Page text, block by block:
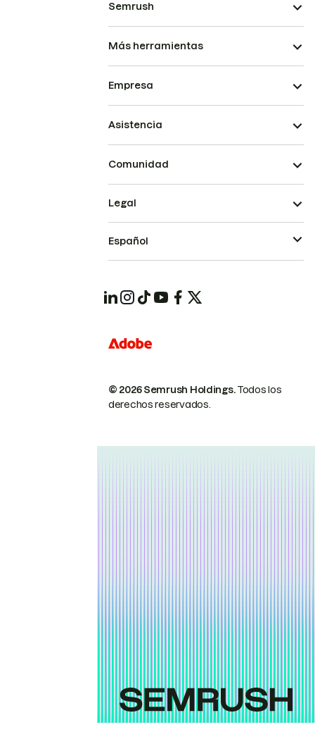
Semrush
Más herramientas
Empresa
Asistencia
Comunidad
© 2026 Semrush Holdings.Todos los
derechos reservados.
Legal
Español